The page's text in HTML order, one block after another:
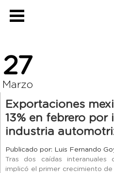
27
Marzo
Exportaciones
13% en febrero por
industria
Publicado por: Luis Fernando
Tras dos caídas interanuales
implicó el primer crecimiento